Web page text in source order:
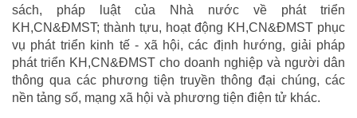
sách, pháp luật của Nhà nước về phát triển
KH,CN&ĐMST; thành tựu, hoạt động KH,CN&ĐMST phục
vụ phát triển kinh tế - xã hội, các định hướng, giải pháp
phát triển KH,CN&ĐMST cho doanh nghiệp và người dân
thông qua các phương tiện truyền thông đại chúng, các
nền tảng số, mạng xã hội và phương tiện điện tử khác.